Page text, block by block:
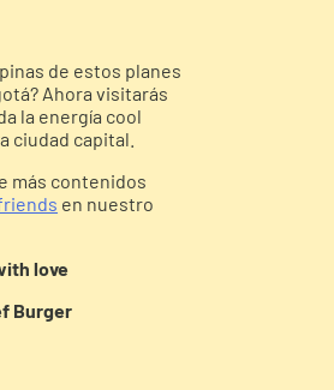
de estos planes
Ahora visitarás
la energía cool
ciudad capital.
más contenidos
en nuestro
love
Burger